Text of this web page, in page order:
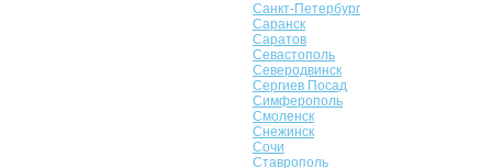
Санкт-Петербург
Саранск
Саратов
Севастополь
Северодвинск
Сергиев Посад
Симферополь
Смоленск
Снежинск
Сочи
Ставрополь